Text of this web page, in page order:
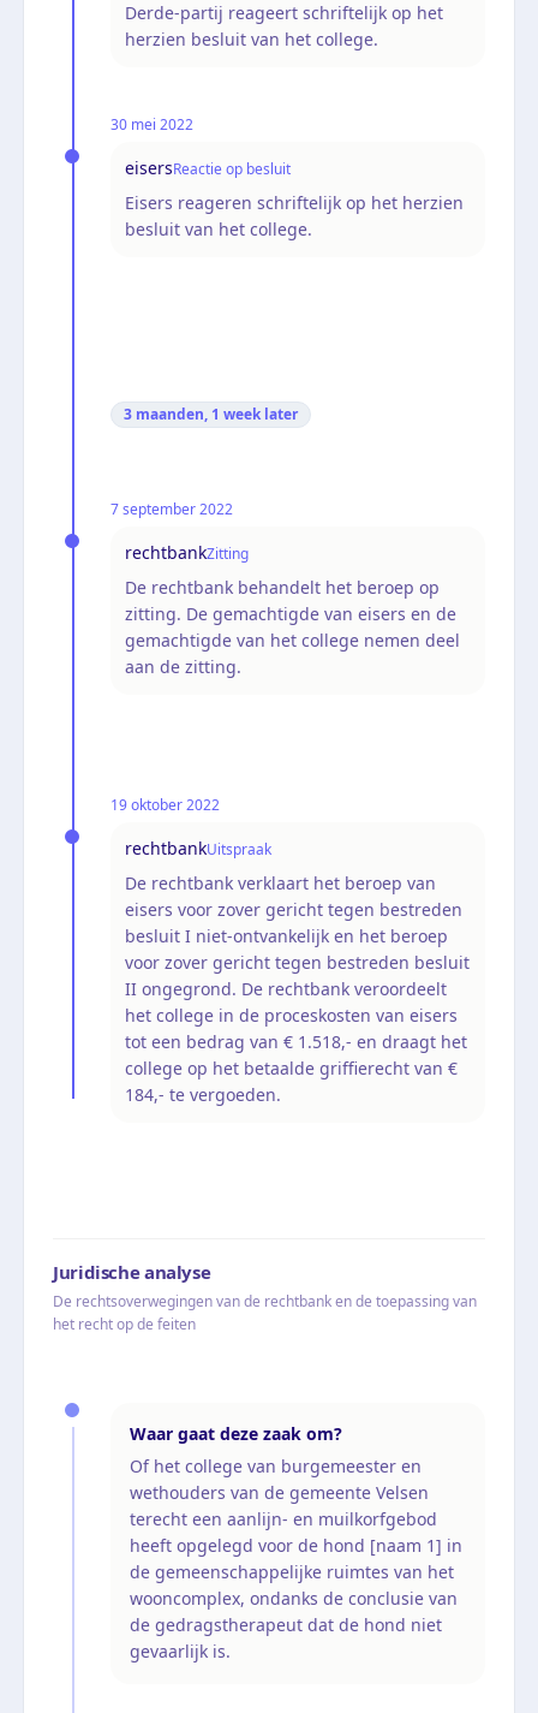
Derde-partij reageert schriftelijk op het
herzien besluit van het college.
30 mei 2022
eisersReactie op besluit
Eisers reageren schriftelijk op het herzien
besluit van het college.
3 maanden, 1 week later
7 september 2022
rechtbankZitting
De rechtbank behandelt het beroep op
zitting. De gemachtigde van eisers en de
gemachtigde van het college nemen deel
aan de zitting.
19 oktober 2022
rechtbankUitspraak
De rechtbank verklaart het beroep van
eisers voor zover gericht tegen bestreden
besluit I niet-ontvankelijk en het beroep
voor zover gericht tegen bestreden besluit
II ongegrond. De rechtbank veroordeelt
het college in de proceskosten van eisers
tot een bedrag van € 1.518,- en draagt het
college op het betaalde griffierecht van €
184,- te vergoeden.
Juridische analyse
De rechtsoverwegingen van de rechtbank en de toepassing van
het recht op de feiten
Waar gaat deze zaak om?
Of het college van burgemeester en
wethouders van de gemeente Velsen
terecht een aanlijn- en muilkorfgebod
heeft opgelegd voor de hond [naam 1] in
de gemeenschappelijke ruimtes van het
wooncomplex, ondanks de conclusie van
de gedragstherapeut dat de hond niet
gevaarlijk is.